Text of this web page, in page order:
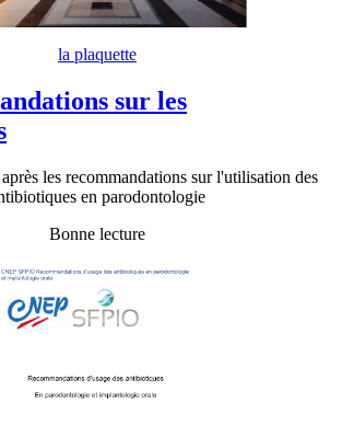
la plaquette
sur les
les recommandations sur l'utilisation des
en parodontologie
Bonne lecture